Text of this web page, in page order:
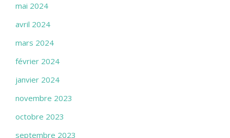
mai 2024
avril 2024
mars 2024
février 2024
janvier 2024
novembre 2023
octobre 2023
septembre 2023